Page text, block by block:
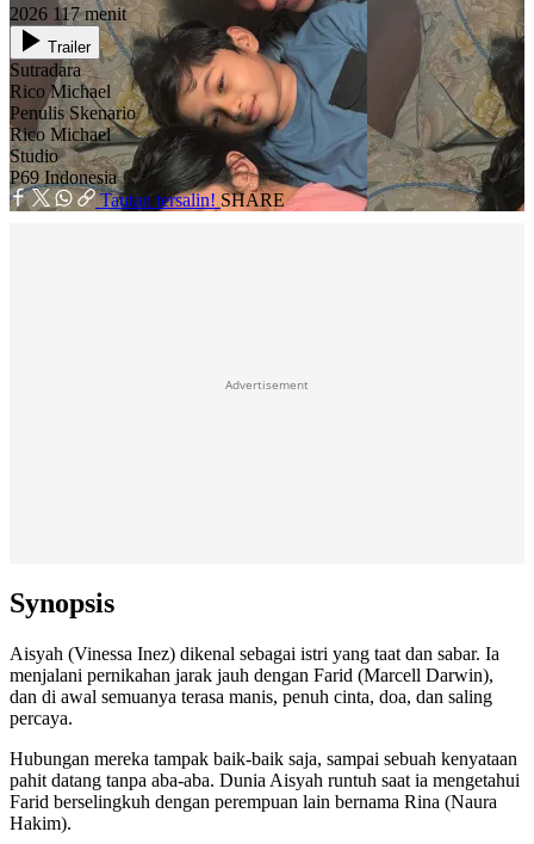
2026 117 menit
Trailer
Sutradara
Rico Michael
Penulis Skenario
Rico Michael
Studio
P69 Indonesia
Tautan tersalin! SHARE
Advertisement
Synopsis
Aisyah (Vinessa Inez) dikenal sebagai istri yang taat dan sabar. Ia
menjalani pernikahan jarak jauh dengan Farid (Marcell Darwin),
dan di awal semuanya terasa manis, penuh cinta, doa, dan saling
percaya.
Hubungan mereka tampak baik-baik saja, sampai sebuah kenyataan
pahit datang tanpa aba-aba. Dunia Aisyah runtuh saat ia mengetahui
Farid berselingkuh dengan perempuan lain bernama Rina (Naura
Hakim).